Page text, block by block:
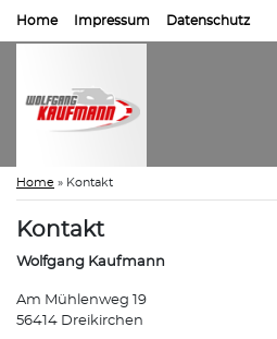
Home Impressum Datenschutz
Home » Kontakt
Kontakt
Wolfgang Kaufmann
Am Mühlenweg 19
56414 Dreikirchen